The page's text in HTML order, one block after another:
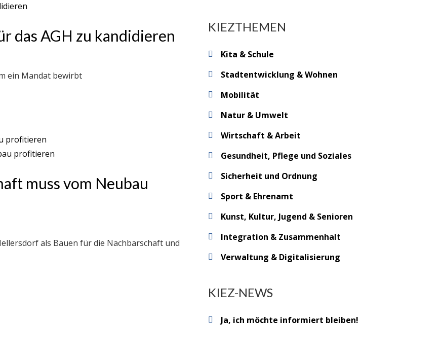
das AGH zu kandidieren
ein Mandat bewirbt
profitieren
muss vom Neubau
als Bauen für die Nachbarschaft und
KIEZTHEMEN
Kita & Schule
Stadtentwicklung & Wohnen
Mobilität
Natur & Umwelt
Wirtschaft & Arbeit
Gesundheit, Pflege und Soziales
Sicherheit und Ordnung
Sport & Ehrenamt
Kunst, Kultur, Jugend & Senioren
Integration & Zusammenhalt
Verwaltung & Digitalisierung
KIEZ-NEWS
Ja, ich möchte informiert bleiben!